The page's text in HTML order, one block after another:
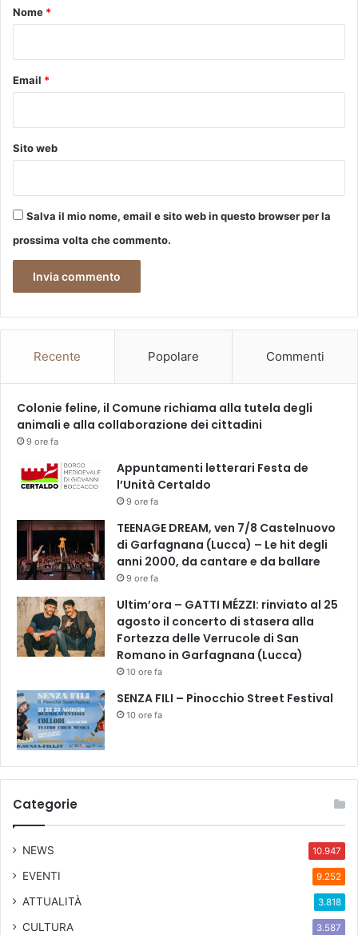
p
r
o
n
i
r
m
g
e
s
o
s
a
s
a
t
”
o
Nome *
Email *
Sito web
Salva il mio nome, email e sito web in questo browser per la
prossima volta che commento.
Recente Popolare Commenti
Colonie feline, il Comune richiama alla tutela degli
animali e alla collaborazione dei cittadini
9 ore fa
Appuntamenti letterari Festa de
l’Unità Certaldo
9 ore fa
TEENAGE DREAM, ven 7/8 Castelnuovo
di Garfagnana (Lucca) – Le hit degli
anni 2000, da cantare e da ballare
9 ore fa
Ultim’ora – GATTI MÉZZI: rinviato al 25
agosto il concerto di stasera alla
Fortezza delle Verrucole di San
Romano in Garfagnana (Lucca)
10 ore fa
SENZA FILI – Pinocchio Street Festival
10 ore fa
Categorie
NEWS 10.947
EVENTI 9.252
ATTUALITÀ 3.818
CULTURA 3.587